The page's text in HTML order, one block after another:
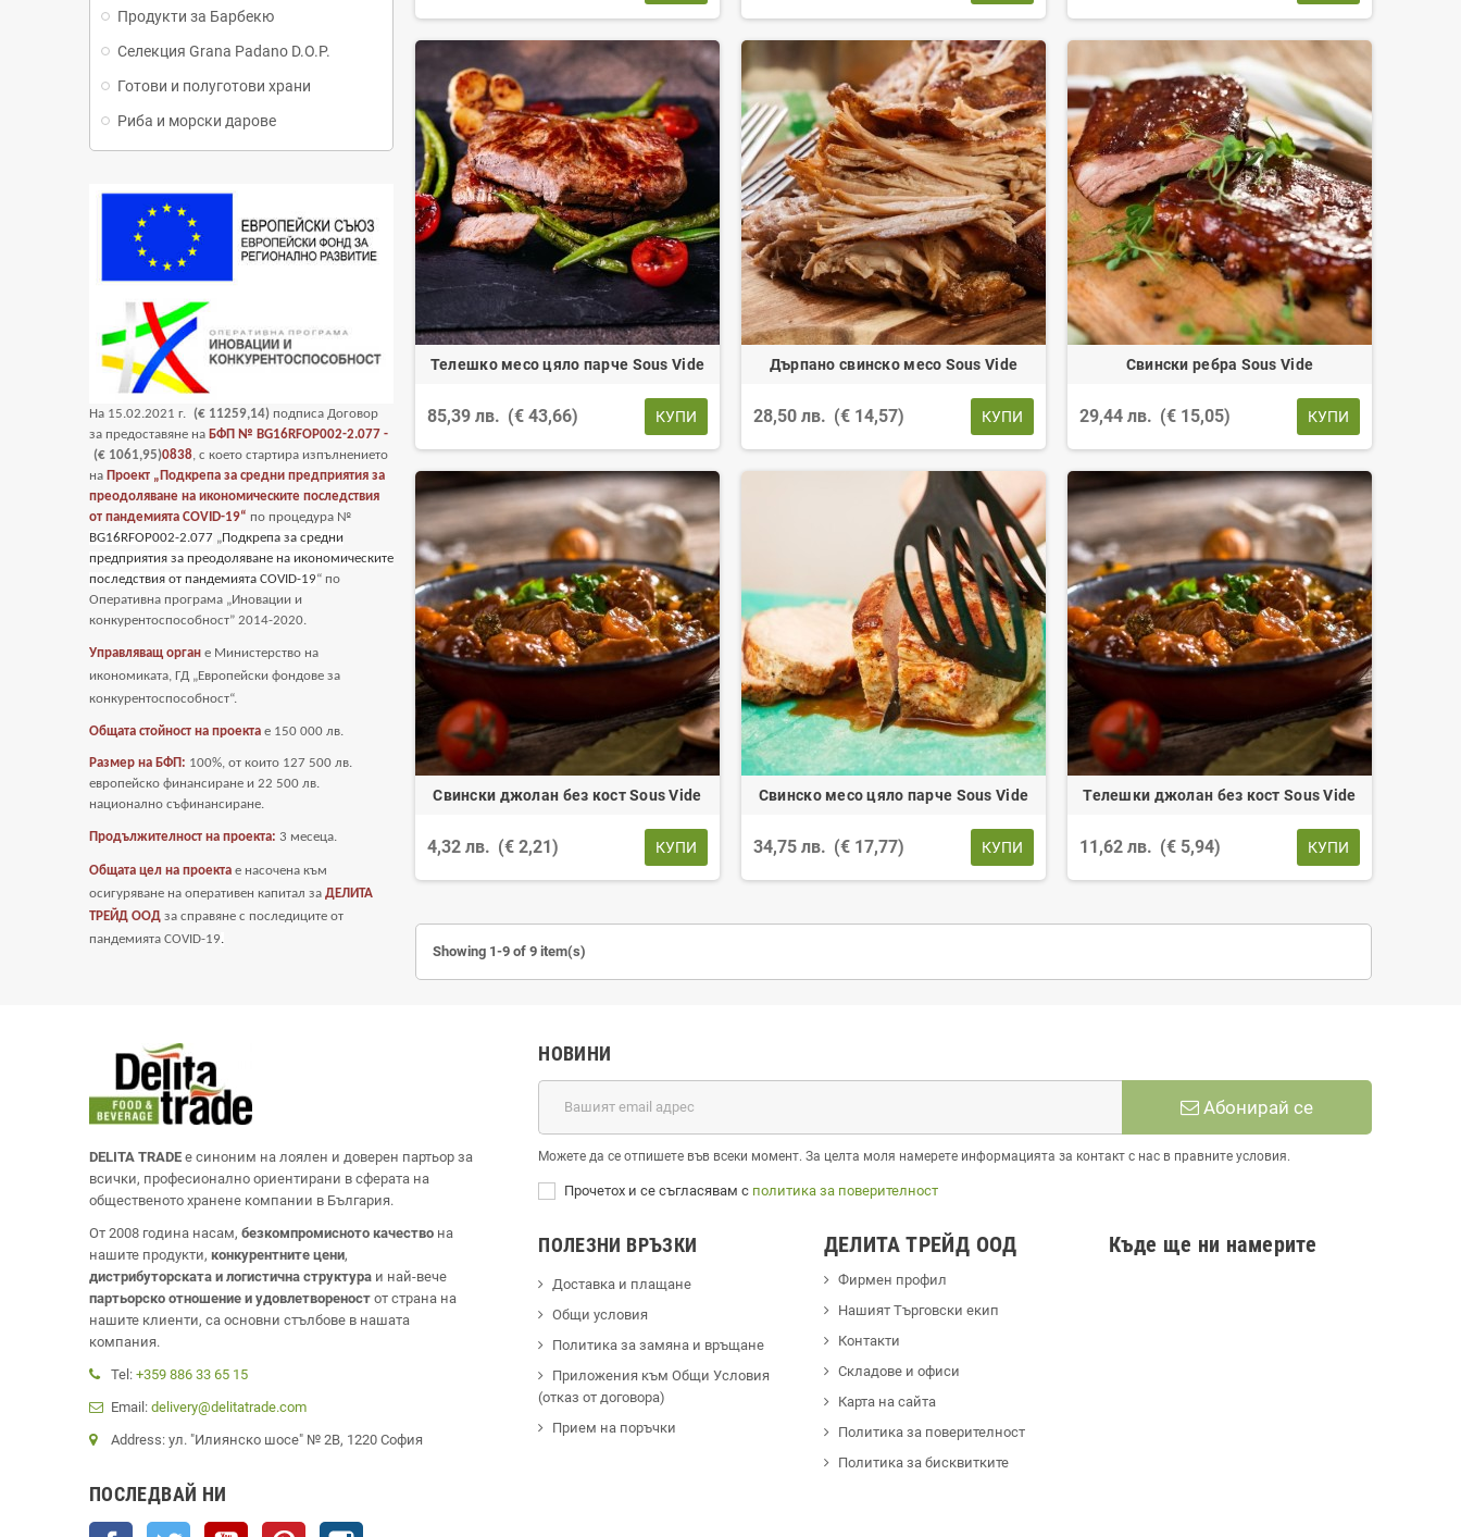
Продукти за Барбекю
Селекция Grana Padano D.O.P.
Готови и полуготови храни
Риба и морски дарове
На 15.02.2021 г. (€ 11259,14) подписа Договор
за предоставяне на БФП № BG16RFOP002-2.077 -
(€ 1061,95)0838, с което стартира изпълнението
на Проект „Подкрепа за средни предприятия за
преодоляване на икономическите последствия
от пандемията COVID-19“ по процедура №
BG16RFOP002-2.077 „Подкрепа за средни
предприятия за преодоляване на икономическите
последствия от пандемията COVID-19“ по
Оперативна програма „Иновации и
конкурентоспособност” 2014-2020.
Управляващ орган е Министерство на
икономиката, ГД „Европейски фондове за
конкурентоспособност“.
Общата стойност на проекта е 150 000 лв.
Размер на БФП: 100%, от които 127 500 лв.
европейско финансиране и 22 500 лв.
национално съфинансиране.
Продължителност на проекта: 3 месеца.
Общата цел на проекта е насочена към
осигуряване на оперативен капитал за ДЕЛИТА
ТРЕЙД ООД за справяне с последиците от
пандемията COVID-19.
Телешко месо цяло парче Sous Vide
85,39 лв. (€ 43,66) КУПИ
Дърпано свинско месо Sous Vide
28,50 лв. (€ 14,57) КУПИ
Свински ребра Sous Vide
29,44 лв. (€ 15,05) КУПИ
Свински джолан без кост Sous Vide
4,32 лв. (€ 2,21) КУПИ
Свинско месо цяло парче Sous Vide
34,75 лв. (€ 17,77) КУПИ
Телешки джолан без кост Sous Vide
11,62 лв. (€ 5,94) КУПИ
Showing 1-9 of 9 item(s)
DELITA TRADE е синоним на лоялен и доверен партьор за
всички, професионално ориентирани в сферата на
общественото хранене компании в България.
От 2008 година насам, безкомпромисното качество на
нашите продукти, конкурентните цени,
дистрибуторската и логистична структура и най-вече
партьорско отношение и удовлетвореност от страна на
нашите клиенти, са основни стълбове в нашата
компания.
Tel: +359 886 33 65 15
Email: delivery@delitatrade.com
Address: ул. "Илиянско шосе" № 2В, 1220 София
ПОСЛЕДВАЙ НИ
Facebook Twitter YouTube Pinterest
НОВИНИ
Абонирай се
Можете да се отпишете във всеки момент. За целта моля намерете информацията за контакт с нас в правните условия.
Прочетох и се съгласявам с политика за поверителност
ПОЛЕЗНИ ВРЪЗКИ
Доставка и плащане
Общи условия
Политика за замяна и връщане
Приложения към Общи Условия
(отказ от договора)
Прием на поръчки
ДЕЛИТА ТРЕЙД ООД
Фирмен профил
Hашият Търговски екип
Контакти
Cкладове и офиси
Карта на сайта
Политика за поверителност
Политика за бисквитките
Къде ще ни намерите